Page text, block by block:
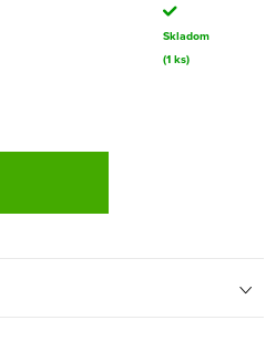
Skladom
(1 ks)